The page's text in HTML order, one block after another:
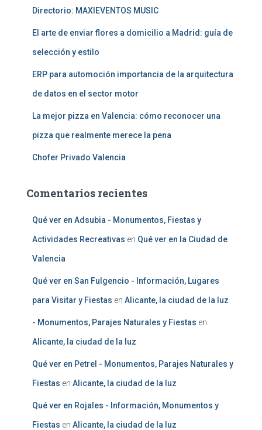
Directorio: MAXIEVENTOS MUSIC
El arte de enviar flores a domicilio a Madrid: guía de
selección y estilo
ERP para automoción importancia de la arquitectura
de datos en el sector motor
La mejor pizza en Valencia: cómo reconocer una
pizza que realmente merece la pena
Chofer Privado Valencia
Comentarios recientes
Qué ver en Adsubia - Monumentos, Fiestas y
Actividades Recreativas en Qué ver en la Ciudad de
Valencia
Qué ver en San Fulgencio - Información, Lugares
para Visitar y Fiestas en Alicante, la ciudad de la luz
- Monumentos, Parajes Naturales y Fiestas en
Alicante, la ciudad de la luz
Qué ver en Petrel - Monumentos, Parajes Naturales y
Fiestas en Alicante, la ciudad de la luz
Qué ver en Rojales - Información, Monumentos y
Fiestas en Alicante, la ciudad de la luz